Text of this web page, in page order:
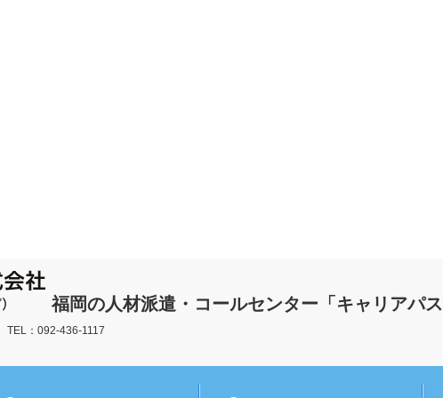
福岡の人材派遣・コールセンター「キャリアパ
TEL：092-436-1117